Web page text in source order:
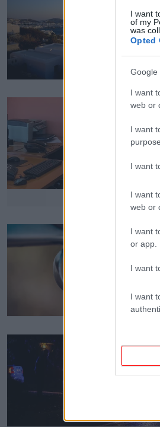
I want
of my
was
Opted
Google
I want
web or
I want
I want
I want
web or
I want
or app.
I want
I want